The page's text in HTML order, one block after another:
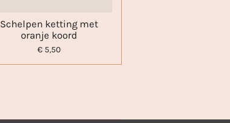
Schelpen ketting met
oranje koord
€ 5,50